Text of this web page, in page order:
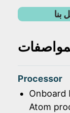
بنا
Processor
Onboard
Atom